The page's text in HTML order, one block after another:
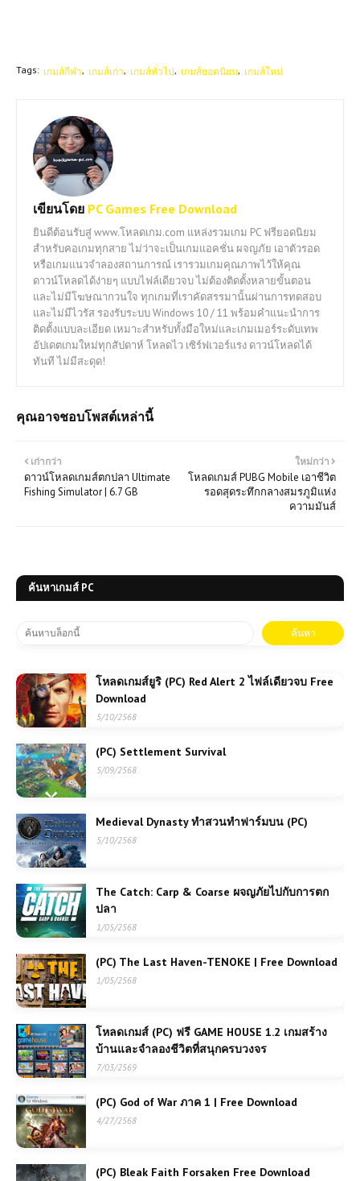
Tags: เกมส์กีฬา เกมส์เก่า เกมส์ทั่วไป เกมส์ยอดนิยม เกมส์ใหม่
เขียนโดย PC Games Free Download
ยินดีต้อนรับสู่ www.โหลดเกม.com แหล่งรวมเกม PC ฟรียอดนิยม
สำหรับคอเกมทุกสาย ไม่ว่าจะเป็นเกมแอคชั่น ผจญภัย เอาตัวรอด
หรือเกมแนวจำลองสถานการณ์ เรารวมเกมคุณภาพไว้ให้คุณ
ดาวน์โหลดได้ง่ายๆ แบบไฟล์เดียวจบ ไม่ต้องติดตั้งหลายขั้นตอน
และไม่มีโฆษณากวนใจ ทุกเกมที่เราคัดสรรมานั้นผ่านการทดสอบ
และไม่มีไวรัส รองรับระบบ Windows 10 / 11 พร้อมคำแนะนำการ
ติดตั้งแบบละเอียด เหมาะสำหรับทั้งมือใหม่และเกมเมอร์ระดับเทพ
อัปเดตเกมใหม่ทุกสัปดาห์ โหลดไว เซิร์ฟเวอร์แรง ดาวน์โหลดได้
ทันที ไม่มีสะดุด!
คุณอาจชอบโพสต์เหล่านี้
ใหม่กว่า
โหลดเกมส์ PUBG Mobile เอาชีวิต
รอดสุดระทึกกลางสมรภูมิแห่ง
ความมันส์
เก่ากว่า
ดาวน์โหลดเกมส์ตกปลา Ultimate
Fishing Simulator | 6.7 GB
ค้นหาเกมส์ PC
โหลดเกมส์ยูริ (PC) Red Alert 2 ไฟล์เดียวจบ Free
Download
5/10/2568
(PC) Settlement Survival
5/09/2568
Medieval Dynasty ทำสวนทำฟาร์มบน (PC)
5/10/2568
The Catch: Carp & Coarse ผจญภัยไปกับการตก
ปลา
1/05/2568
(PC) The Last Haven-TENOKE | Free Download
1/05/2568
โหลดเกมส์ (PC) ฟรี GAME HOUSE 1.2 เกมสร้าง
บ้านและจำลองชีวิตที่สนุกครบวงจร
7/03/2569
(PC) God of War ภาค 1 | Free Download
4/27/2568
(PC) Bleak Faith Forsaken Free Download